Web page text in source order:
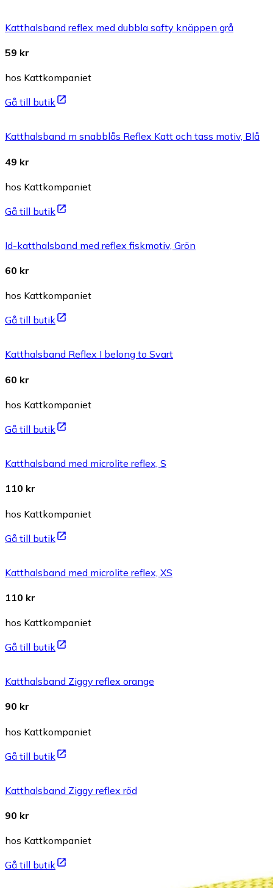
Katthalsband reflex med dubbla safty knäppen grå
59 kr
hos Kattkompaniet
Gå till butik
Katthalsband m snabblås Reflex Katt och tass motiv, Blå
49 kr
hos Kattkompaniet
Gå till butik
Id-katthalsband med reflex fiskmotiv, Grön
60 kr
hos Kattkompaniet
Gå till butik
Katthalsband Reflex I belong to Svart
60 kr
hos Kattkompaniet
Gå till butik
Katthalsband med microlite reflex, S
110 kr
hos Kattkompaniet
Gå till butik
Katthalsband med microlite reflex, XS
110 kr
hos Kattkompaniet
Gå till butik
Katthalsband Ziggy reflex orange
90 kr
hos Kattkompaniet
Gå till butik
Katthalsband Ziggy reflex röd
90 kr
hos Kattkompaniet
Gå till butik